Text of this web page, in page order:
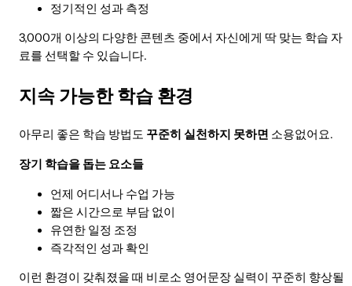
정기적인 성과 측정
3,000개 이상의 다양한 콘텐츠 중에서 자신에게 딱 맞는 학습 자
료를 선택할 수 있습니다.
지속 가능한 학습 환경
아무리 좋은 학습 방법도 꾸준히 실천하지 못하면 소용없어요.
장기 학습을 돕는 요소들
언제 어디서나 수업 가능
짧은 시간으로 부담 없이
유연한 일정 조정
즉각적인 성과 확인
이런 환경이 갖춰졌을 때 비로소 영어문장 실력이 꾸준히 향상될